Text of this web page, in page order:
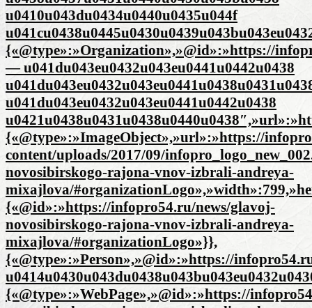
u0410u043du0434u0440u0435u044f
{«@type»:»Organization»,»@id»:»https://
— u041du043eu0432u043eu0441u0442u0438
u041du043eu0432u043eu0441u0442u0438
{«@type»:»ImageObject»,»url»:»https://
content/uploads/2017/09/
novosibirskogo-rajona-vnov-izbrali-andreya-
mixajlova/
{«@id»:»https://infopro54.ru/news/glavoj-
novosibirskogo-rajona-vnov-izbrali-andreya-
mixajlova/#organizationLogo»}},
{«@type»:»Person»,»@id»:»https://
{«@type»:»WebPage»,»@id»:»https://